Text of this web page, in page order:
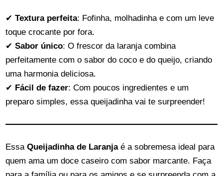
✔Textura perfeita: Fofinha, molhadinha e com um leve
toque crocante por fora.
✔Sabor único: O frescor da laranja combina
perfeitamente com o sabor do coco e do queijo, criando
uma harmonia deliciosa.
✔ Fácil de fazer: Com poucos ingredientes e um
preparo simples, essa queijadinha vai te surpreender!
EssaQueijadinha de Laranjaé a sobremesa ideal para
quem ama um doce caseiro com sabor marcante. Faça